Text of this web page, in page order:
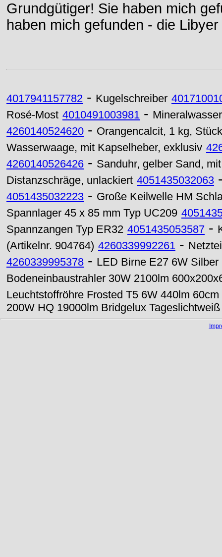
Grundgütiger! Sie haben mich
haben mich gefunden - die
4017941157782 - Kugelschreiber
Rosé-Most 4010491003981 -
4260140524620 - Orangencalcit, 1 kg,
Wasserwaage, mit Kapselheber, exklusiv
4260140526426 - Sanduhr, gelber Sand,
Distanzschräge, unlackiert 4051435032063
4051435032223 - Große Keilwelle HM
Spannlager 45 x 85 mm Typ UC209
Spannzangen Typ ER32 4051435053587 -
(Artikelnr. 904764) 4260339992261 -
4260339995378 - LED Birne E27 6W
Bodeneinbaustrahler 30W 2100lm
Leuchtstoffröhre Frosted T5 6W 440lm
200W HQ 19000lm Bridgelux